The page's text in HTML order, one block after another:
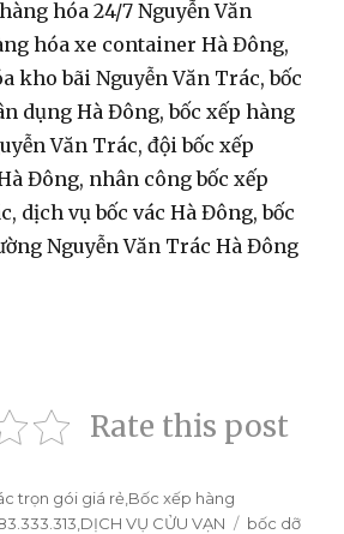
hóa 24/7 Nguyễn Văn
hóa xe container Hà Đông,
kho bãi Nguyễn Văn Trác, bốc
dụng Hà Đông, bốc xếp hàng
Văn Trác, đội bốc xếp
Đông, nhân công bốc xếp
dịch vụ bốc vác Hà Đông, bốc
Nguyễn Văn Trác Hà Đông
Rate this post
trọn gói giá rẻ Bốc xếp hàng
DỊCH VỤ CỬU VẠN Thẻ
bốc dỡ